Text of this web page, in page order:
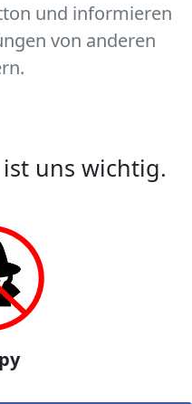
und informieren
von anderen
uns wichtig.